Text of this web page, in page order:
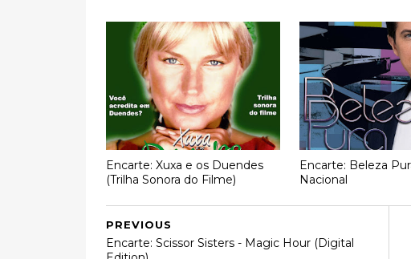
Encarte: Xuxa e os Duendes
(Trilha Sonora do Filme)
Encarte: Beleza
Nacional
PREVIOUS
Encarte: Scissor Sisters - Magic Hour (Digital